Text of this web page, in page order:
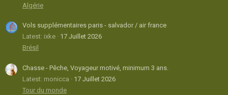
Algérie
Vols supplémentaires paris - salvador / air france
Latest: ixke
17 Juillet 2026
Brésil
Chasse - Pêche, Voyageur motivé, minimum 3 ans.
Latest: monicca
17 Juillet 2026
Tour du monde